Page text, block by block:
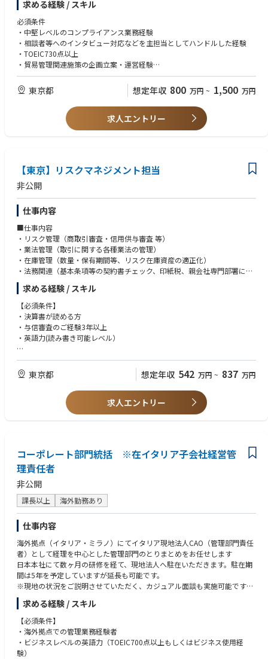
安全保障貿易管理に関連する業務全般、外為法、米国経済制裁、米国再輸
出規制への遵守対応、取引審査、相談案件対応、教育研修、国内外グルー
プ会社の体制構築・整備支援、関係団体活動（日本貿易会、CISTEC等）、
経産省対応窓口（CP届出、包括承認取得、立入検査等）
③貿易管理課
の適正利用やAEO事業者としての業務の適正運営を含むグループ内の関税
コンプライアンス推進に関する業務
求める経験 / スキル
必須条件
・中堅レベルのコンプライアンス業務経験
・相談者等へのインタビュー対応などを主担当としてハンドルした経験
・TOEIC730点以上
・貿易管理関連施策の企画立案・運営経験
希望条件
・外為法および輸出関連法規への一定の知見
・輸出取引審査の経験者（期間は問わず）
・ビジネスレベルの英語能力
東京都 想定年収 800 万円 ~ 1,500 万円
求人エントリー
【東京】リスクマネジメント担当
非公開
仕事内容
■仕事内容
・リスク管理（商取引審査・信用供与審査 等）
・業法管理（取引に関する各種業法の管理）
・在庫管理（数量・保有期間等、リスク在庫資産の適正化）
・法務関連（基本条項等の契約書チェック、印紙税、親会社専門部署に対
する確認等）
・その他バックオフィスに関わる業務
求める経験 / スキル
【必須条件】
・決算書が読める方
・与信審査のご経験3年以上
・英語力(読み書き可能レベル）
【歓迎】
・リスクマネジメント経験
・商社での貿易知識のある方
・金融業界でのご経験
東京都 想定年収 542 万円 ~ 837 万円
求人エントリー
コーポレート部門統括 ※在イタリア子会社経営管
理責任者
非公開
課長以上 海外勤務あり
仕事内容
海外拠点（イタリア・ミラノ）にてイタリア現地法人CAO（管理部門責任
者）として経理を中心とした管理部門のとりまとめをお任せします
日本本社にて数ヶ月の研修を経て、現地法人へ駐在いただきます。駐在期
間は5年を予定していますが延長も可能です。
※現地の状況をご説明させていただく、カジュアル面談も実施可能です※
■具体的には
・海外法人の経理を中心とした管理部門業務全般
（経理、人事、総務、契約関連など）
・日本本社へのレポーティング
■海外拠点 イタリア・ミラノ
求める経験 / スキル
【必須条件】
・海外拠点での管理業務経験者
・ビジネスレベルの英語力（TOEIC700点以上もしくはビジネス使用経
験）